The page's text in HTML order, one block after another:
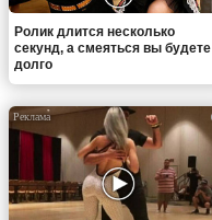
Ролик длится несколько
секунд, а смеяться вы будете
долго